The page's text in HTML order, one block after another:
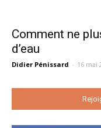
Comment ne
d’eau
Didier Pénissard - 16 mai